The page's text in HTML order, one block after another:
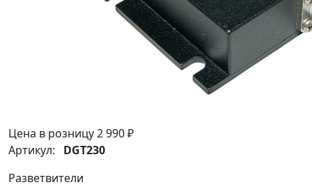
Цена в розницу2 990 ₽
Артикул: DGT230
Разветвители